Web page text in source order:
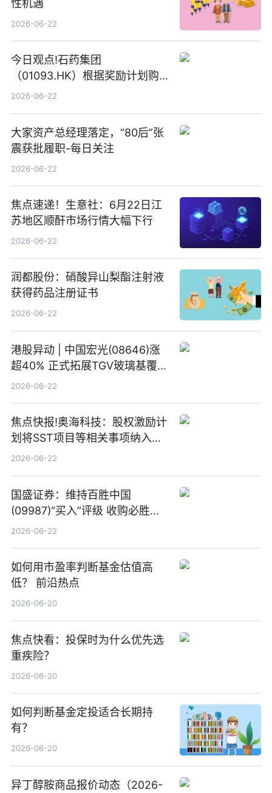
性机遇
2026-06-22
今日观点!石药集团
（01093.HK）根据奖励计划购
回580万股
2026-06-22
大家资产总经理落定，“80后”张
震获批履职-每日关注
2026-06-22
焦点速递！生意社：6月22日江
苏地区顺酐市场行情大幅下行
2026-06-22
润都股份：硝酸异山梨酯注射液
获得药品注册证书
2026-06-22
港股异动 | 中国宏光(08646)涨
超40% 正式拓展TGV玻璃基覆铜
板新材料业务
2026-06-22
焦点快报!奥海科技：股权激励计
划将SST项目等相关事项纳入专
项业务发展考核指标
2026-06-22
国盛证券：维持百胜中国
(09987)“买入”评级 收购必胜客
中国增厚利润加速成长 信息
2026-06-22
如何用市盈率判断基金估值高
低？ 前沿热点
2026-06-20
焦点快看：投保时为什么优先选
重疾险？
2026-06-20
如何判断基金定投适合长期持
有？
2026-06-20
异丁醇胺商品报价动态（2026-